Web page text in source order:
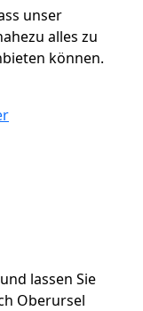
unser
alles zu
können.
lassen Sie
Oberursel